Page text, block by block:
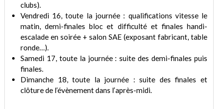
clubs).
Vendredi 16, toute la journée : qualifications vitesse le
matin, demi-finales bloc et difficulté et finales handi-
escalade en soirée + salon SAE (exposant fabricant, table
ronde…).
Samedi 17, toute la journée : suite des demi-finales puis
finales.
Dimanche 18, toute la journée : suite des finales et
clôture de l’évènement dans l’après-midi.